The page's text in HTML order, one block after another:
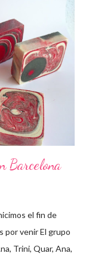
Barcelona
el fin de
por venir El grupo
Trini, Quar, Ana,